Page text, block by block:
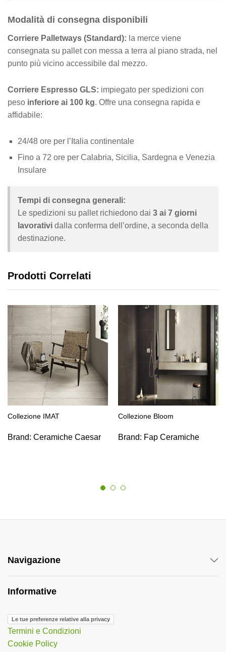
Modalità di consegna disponibili
Corriere Palletways (Standard): la merce viene
consegnata su pallet con messa a terra al piano strada, nel
punto più vicino accessibile dal mezzo.
Corriere Espresso GLS: impiegato per spedizioni con
peso inferiore ai 100 kg. Offre una consegna rapida e
affidabile:
24/48 ore per l’Italia continentale
Fino a 72 ore per Calabria, Sicilia, Sardegna e Venezia
Insulare
Tempi di consegna generali:
Le spedizioni su pallet richiedono dai 3 ai 7 giorni
lavorativi dalla conferma dell’ordine, a seconda della
destinazione.
Prodotti Correlati
Collezione IMAT
Brand: Ceramiche Caesar
Collezione Bloom
Brand: Fap Ceramiche
Navigazione
Informative
Le tue preferenze relative alla privacy
Termini e Condizioni
Cookie Policy